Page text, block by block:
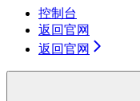
控制台
返回官网
返回官网